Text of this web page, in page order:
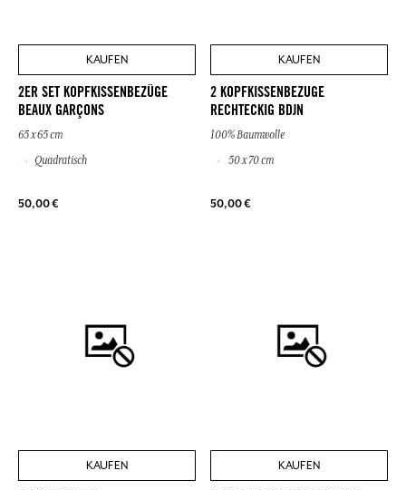
KAUFEN
2ER SET KOPFKISSENBEZÜGE
BEAUX GARÇONS
65 x 65 cm
Quadratisch
50,00 €
KAUFEN
2 KOPFKISSENBEZUGE
RECHTECKIG BDJN
100% Baumwolle
50 x 70 cm
50,00 €
KAUFEN KAUFEN